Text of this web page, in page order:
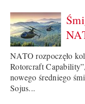
NATO rozpoczęło
Rotorcraft
nowego średniego
Sojus...